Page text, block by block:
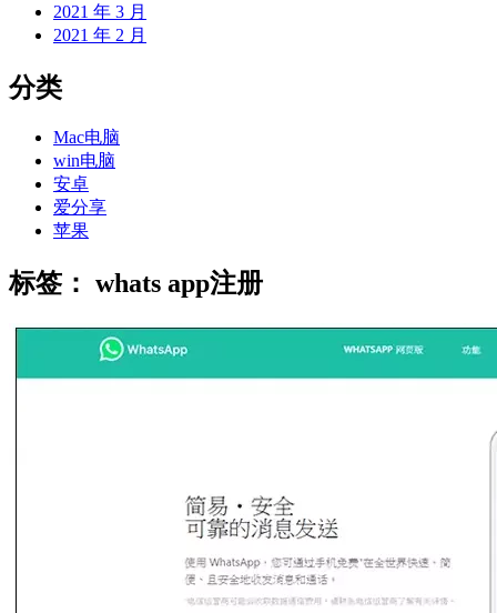
2021 年 3 月
2021 年 2 月
分类
Mac电脑
win电脑
安卓
爱分享
苹果
标签： whats app注册